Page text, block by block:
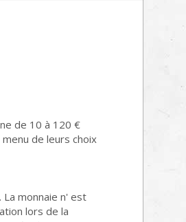
de 10 à 120 €
de leurs choix
monnaie n' est
lors de la